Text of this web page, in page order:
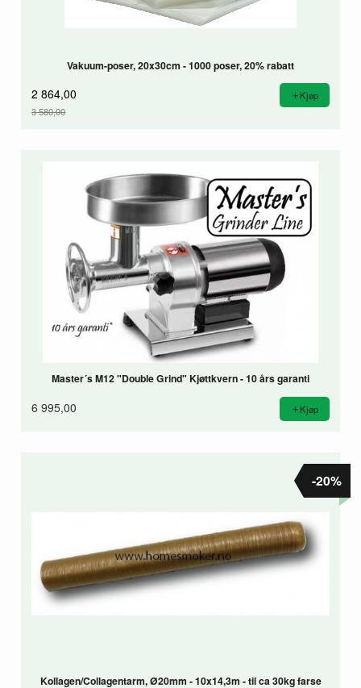
Vakuum-poser, 20x30cm - 1000 poser, 20% rabatt
2 864,00
3 580,00
Kjøp
Master´s M12 "Double Grind" Kjøttkvern - 10 års garanti
6 995,00 Kjøp
Kollagen/Collagentarm, Ø20mm - 10x14,3m - til ca 30kg farse
-20%